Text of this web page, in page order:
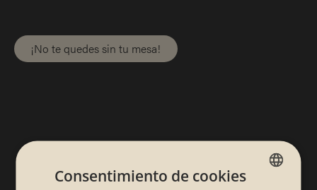
¡No te quedes sin tu mesa!
Consentimiento de cookies